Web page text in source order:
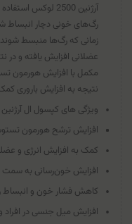
آرژنين 2500
رگ‌های خونی دچار انبساط
زمانی که رگ‌ها منبسط
عضلانی افزایش یافته و
مکمل با افزایش هورمون
نتیجه به افزایش باروری
ویژگی های کپسول ال آرژنين 2500 لوكس (150 عددی):
افزایش ترشح هورمون
کمک به افزایش انرژی و
افزایش خون‌رسانی به
کاهش فشار خون و انبساط
افزایش میل جنسی در افراد